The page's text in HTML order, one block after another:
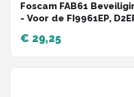
Foscam FAB61
- Voor de FI9961EP,
€ 29,25